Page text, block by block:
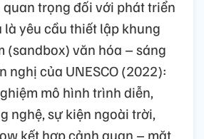
trọng đối với phát triển
là yêu cầu thiết lập khung
(sandbox) văn hóa – sáng
nghị của UNESCO (2022):
mô hình trình diễn,
nghệ, sự kiện ngoài trời,
kết hợp cảnh quan – mặt